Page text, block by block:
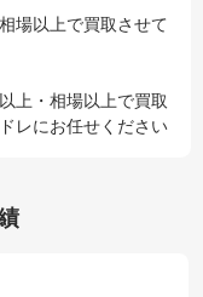
場以上で買取させて
上・相場以上で買取
レにお任せください